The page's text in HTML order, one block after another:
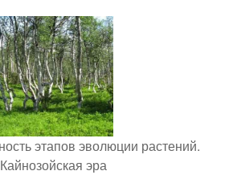
этапов эволюции растений.
Кайнозойская эра